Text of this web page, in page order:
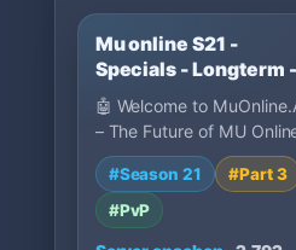
Mu online S21 -
Specials - Longterm -
FAST
🤖 Welcome to
– The Future of MU
Is Here - Muonline Ai is
designed for GUILD…
#Season 21
#Part 3
#PvP